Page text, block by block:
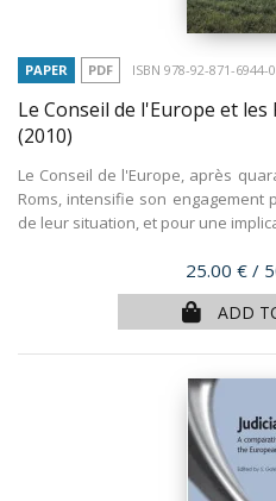
PAPER PDF ISBN 978-92-871-6944-0
Le Conseil de l'Europe et les
(2010)
Le Conseil de l'Europe, après
Roms, intensifie son
de leur situation, et pour une
Price
25.00 € /
ADD